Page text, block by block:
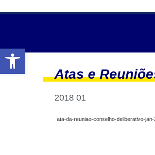
Atas e
2018 01
ata-da-reuniao-conselho-deliberativo-jan-
Abrir a barra de